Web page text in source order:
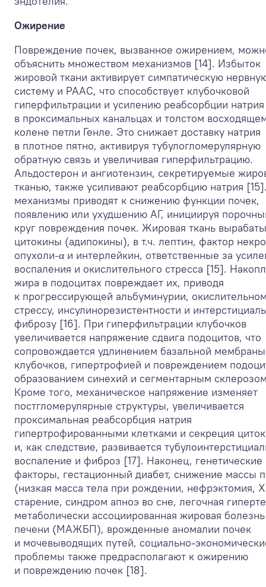
Ожирение
Повреждение почек, вызванное ожирением,
объяснить множеством механизмов [14]. Избыток
жировой ткани активирует симпатическую
систему и РААС, что способствует клубочковой
гиперфильтрации и усилению реабсорбции натрия
в проксимальных канальцах и толстом
колене петли Генле. Это снижает доставку натрия
в плотное пятно, активируя тубулогломерулярную
обратную связь и увеличивая гиперфильтрацию.
Альдостерон и ангиотензин, секретируемые
тканью, также усиливают реабсорбцию натрия
механизмы приводят к снижению функции почек,
появлению или ухудшению АГ, инициируя
круг повреждения почек. Жировая ткань
цитокины (адипокины), в т.ч. лептин, фактор
опухоли-α и интерлейкин, ответственные за
воспаления и окислительного стресса [15].
жира в подоцитах повреждает их, приводя
к прогрессирующей альбуминурии,
стрессу, инсулинорезистентности и
фиброзу [16]. При гиперфильтрации клубочков
увеличивается напряжение сдвига подоцитов, что
сопровождается удлинением базальной мембраны
клубочков, гипертрофией и повреждением
образованием синехий и сегментарным
Кроме того, механическое напряжение изменяет
постгломерулярные структуры, увеличивается
проксимальная реабсорбция натрия
гипертрофированными клетками и секреция
и, как следствие, развивается
воспаление и фиброз [17]. Наконец, генетические
факторы, гестационный диабет, снижение массы
(низкая масса тела при рождении, нефрэктомия,
старение, синдром апноэ во сне, легочная
метаболически ассоциированная жировая болезнь
печени (МАЖБП), врожденные аномалии почек
и мочевыводящих путей, социально-
проблемы также предрасполагают к ожирению
и повреждению почек [18].